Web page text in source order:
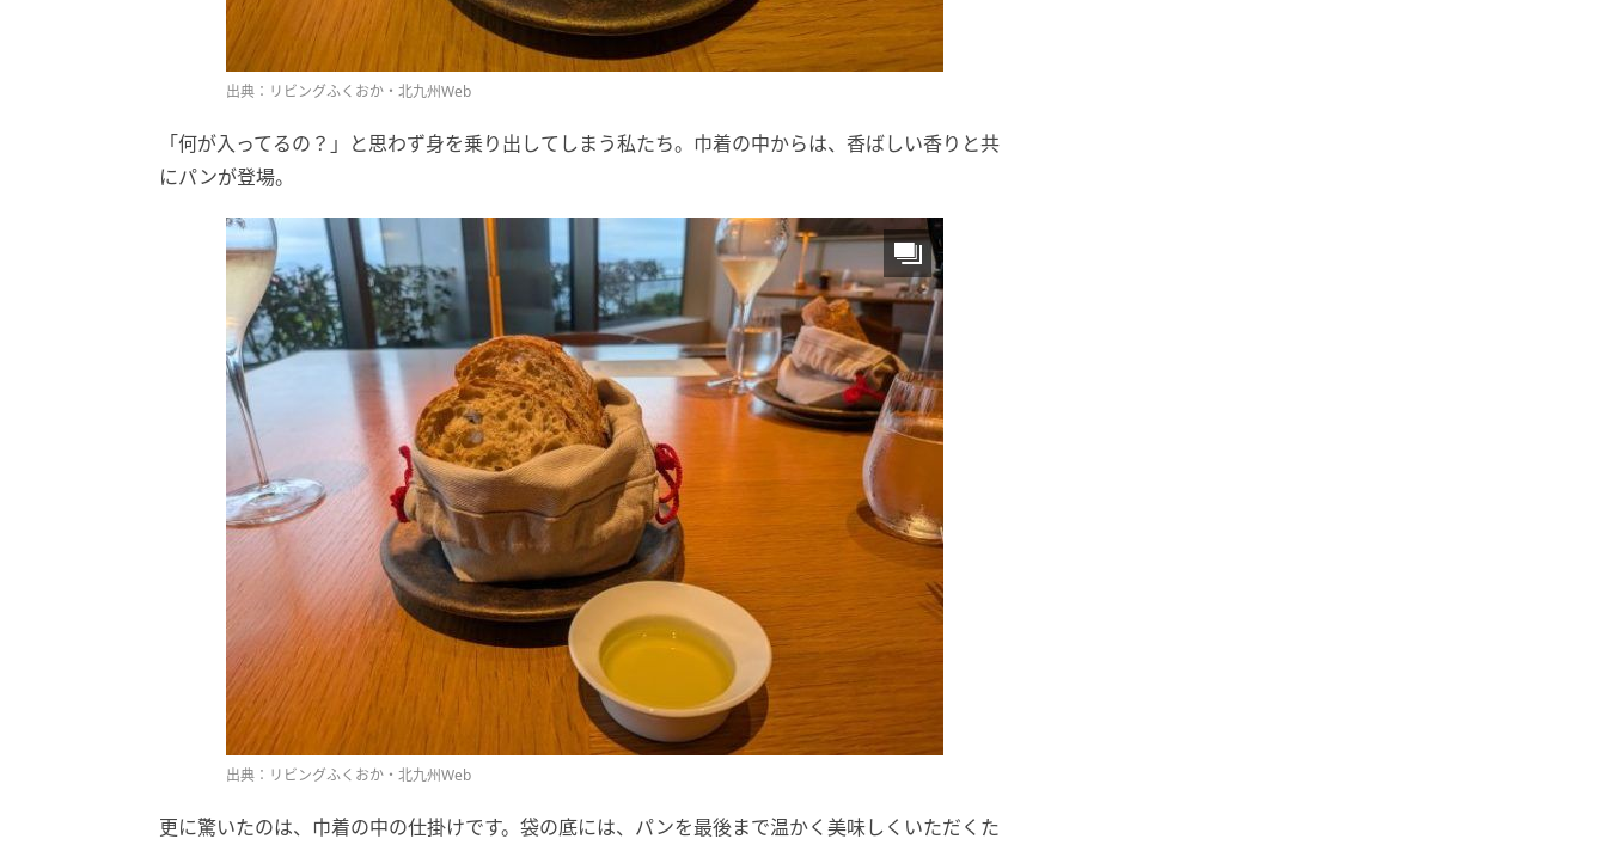
出典：リビングふくおか・北九州Web
「何が入ってるの？」と思わず身を乗り出してしまう私たち。巾着の中からは、香ばしい香りと共
にパンが登場。
出典：リビングふくおか・北九州Web
更に驚いたのは、巾着の中の仕掛けです。袋の底には、パンを最後まで温かく美味しくいただくた